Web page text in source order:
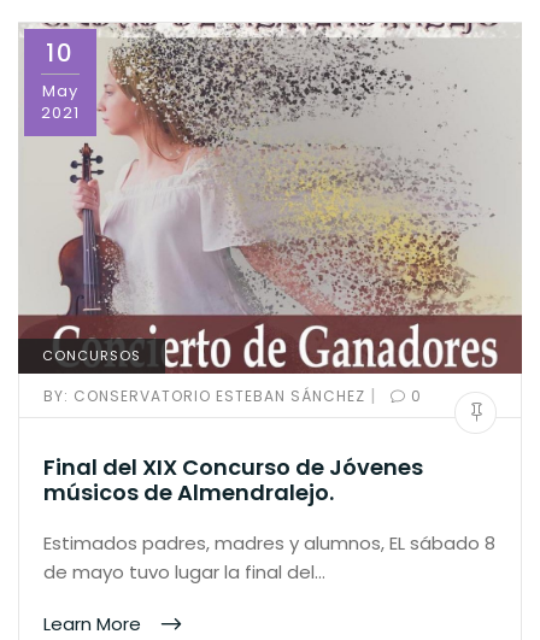
10
May
2021
CONCURSOS
BY: CONSERVATORIO ESTEBAN SÁNCHEZ | 0
Final del XIX Concurso de Jóvenes
músicos de Almendralejo.
Estimados padres, madres y alumnos, EL sábado 8
de mayo tuvo lugar la final del…
Learn More